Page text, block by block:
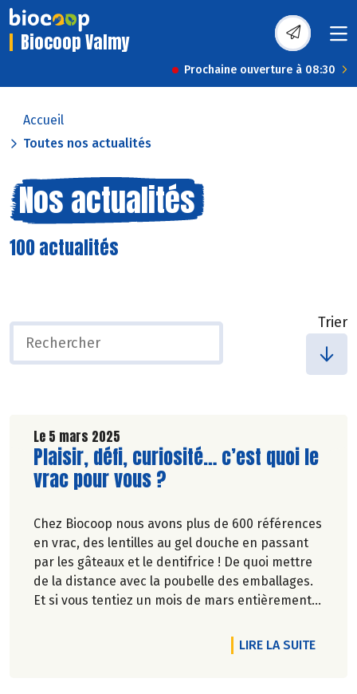
Biocoop Valmy
Prochaine ouverture à 08:30
Accueil
Toutes nos actualités
Nos actualités
100 actualités
Trier
Le 5 mars 2025
Lire la suite de l'article
Plaisir, défi, curiosité… c’est quoi le
vrac pour vous ?
Chez Biocoop nous avons plus de 600 références
en vrac, des lentilles au gel douche en passant
par les gâteaux et le dentifrice ! De quoi mettre
de la distance avec la poubelle des emballages.
Et si vous tentiez un mois de mars entièrement
LIRE LA SUITEDE